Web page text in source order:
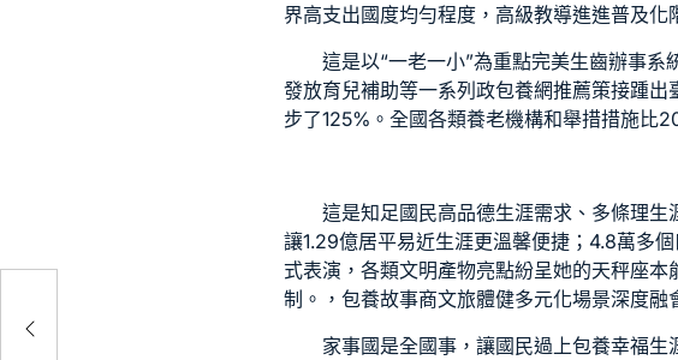
界高支出國度均勻程度，高級教導進進普及
這是以“一老一小”為重點完美生齒辦事
發放育兒補助等一系列政包養網推薦策接踵出
步了125%。全國各類養老機構和舉措措施比
這是知足國民高品德生涯需求、多條理生
讓1.29億居平易近生涯更溫馨便捷；4.8萬多
式表演，各類文明產物亮點紛呈她的天秤座
制。， 包養故事商文旅體健多元化場景深度融
家事國是全國事，讓國民過上包養幸福生